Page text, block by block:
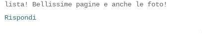
lista! Bellissime pagine e anche le foto!
Rispondi